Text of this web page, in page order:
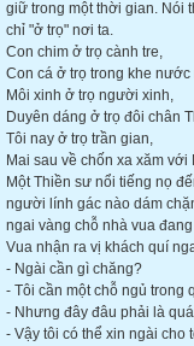
giữ trong một thời gian. Nói
chỉ "ở trọ" nơi ta.
Con chim ở trọ cành tre,
Con cá ở trọ trong khe nước
Môi xinh ở trọ người xinh,
Duyên dáng ở trọ đôi chân
Tôi nay ở trọ trần gian,
Mai sau về chốn xa xăm với
Một Thiền sư nổi tiếng nọ
người lính gác nào dám
ngai vàng chỗ nhà vua
Vua nhận ra vị khách quí
- Ngài cần gì chăng?
- Tôi cần một chỗ ngủ trong
- Nhưng đây đâu phải là
- Vậy tôi có thể xin ngài cho